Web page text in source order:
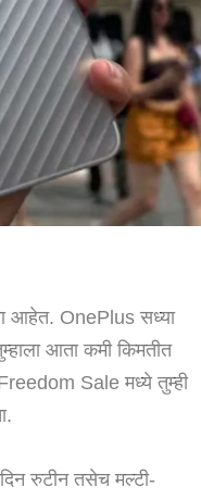
आहेत. OnePlus सध्या
आता कमी किमतीत
Sale मध्ये तुम्ही
रुटीन तसेच मल्टी-